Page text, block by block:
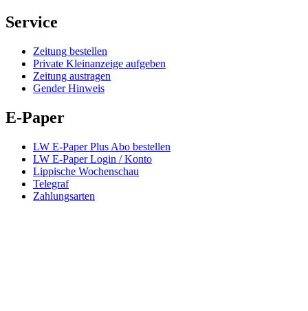
Service
Zeitung bestellen
Private Kleinanzeige aufgeben
Zeitung austragen
Gender Hinweis
E-Paper
LW E-Paper Plus Abo bestellen
LW E-Paper Login / Konto
Lippische Wochenschau
Telegraf
Zahlungsarten